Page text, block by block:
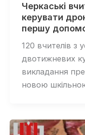
Черкаські
керувати
першу
120 вчителів з
двотижневих
викладання
новою